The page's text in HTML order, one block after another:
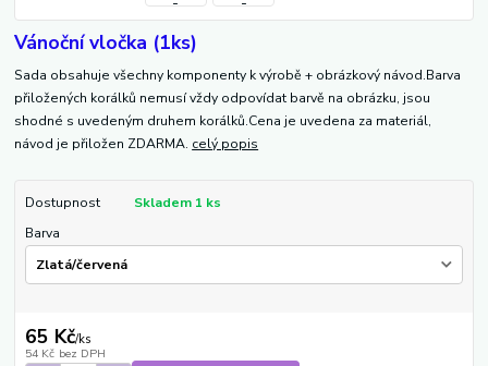
Vánoční vločka (1ks)
Sada obsahuje všechny komponenty k výrobě + obrázkový návod.Barva
přiložených korálků nemusí vždy odpovídat barvě na obrázku, jsou
shodné s uvedeným druhem korálků.Cena je uvedena za materiál,
návod je přiložen ZDARMA. celý popis
Dostupnost
Skladem 1 ks
Barva
65 Kč/ks
54 Kč bez DPH